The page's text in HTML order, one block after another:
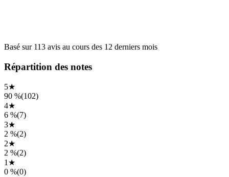
Basé sur 113 avis au cours des 12 derniers mois
Répartition des notes
5★
90 %(102)
4★
6 %(7)
3★
2 %(2)
2★
2 %(2)
1 ★
0 %(0)